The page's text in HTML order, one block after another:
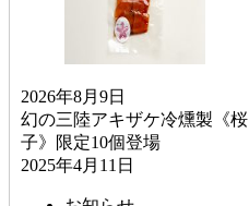
2026年8月9日
幻の三陸アキザケ冷燻製《桜
子》限定10個登場
2025年4月11日